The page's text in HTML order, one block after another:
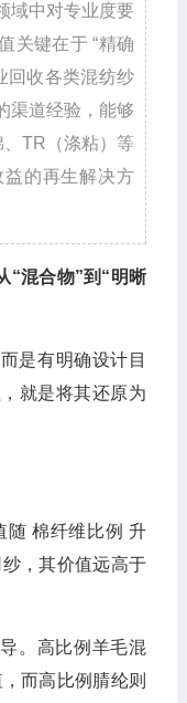
域中对专业度要
关键在于 “精确
回收各类混纺纱
渠道经验，能够
TR（涤粘）等
的再生解决方
“混合物”到“明晰
是有明确设计目
就是将其还原为
随 棉纤维比例 升
，其价值远高于
。高比例羊毛混
而高比例腈纶则